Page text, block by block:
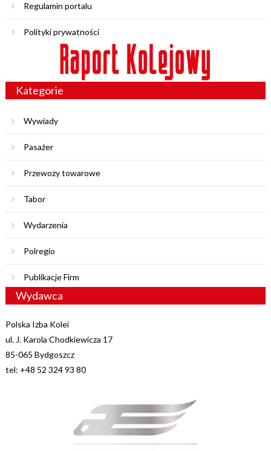
Regulamin portalu
Polityki prywatności
Kategorie
Wywiady
Pasażer
Przewozy towarowe
Tabor
Wydarzenia
Polregio
Publikacje Firm
Wydawca
Polska Izba Kolei
ul. J. Karola Chodkiewicza 17
85-065 Bydgoszcz
tel: +48 52 324 93 80